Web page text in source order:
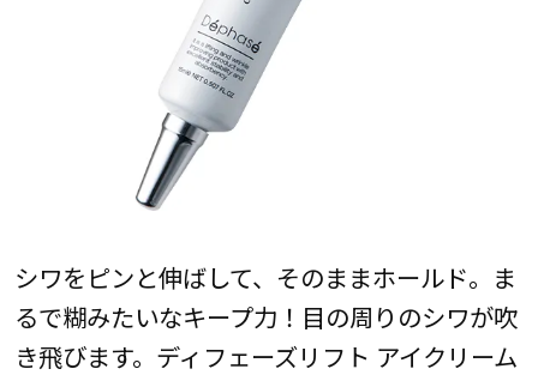
シワをピンと伸ばして、そのままホールド。ま
るで糊みたいなキープ力！目の周りのシワが吹
き飛びます。ディフェーズリフト アイクリーム